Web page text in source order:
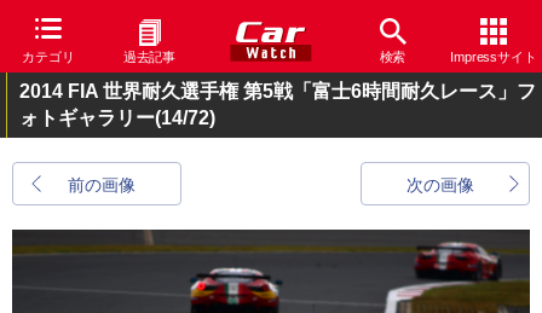
カテゴリ 過去記事 検索 Impressサイト
2014 FIA 世界耐久選手権 第5戦「富士6時間耐久レース」フ
ォトギャラリー(14/72)
前の画像 次の画像